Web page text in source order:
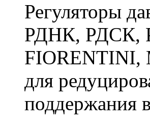
Регуляторы
РДНК, РДСК,
FIORENTINI,
для
поддержания